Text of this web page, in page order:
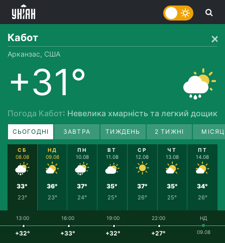
Кабот
Арканзас, США
+31°
Погода Кабот: Невелика хмарність та легкий дощик
СЬОГОДНІ ЗАВТРА ТИЖДЕНЬ 2 ТИЖНІ
СБ
08.08
33°
23°
НД
09.08
36°
23°
ПН
10.08
37°
24°
ВТ
11.08
35°
25°
СР
12.08
37°
26°
ЧТ
13.08
35°
25°
ПТ
14.08
34°
26°
13:00
+32°
16:00
+33°
19:00
+32°
22:00
+27°
НД
09.08